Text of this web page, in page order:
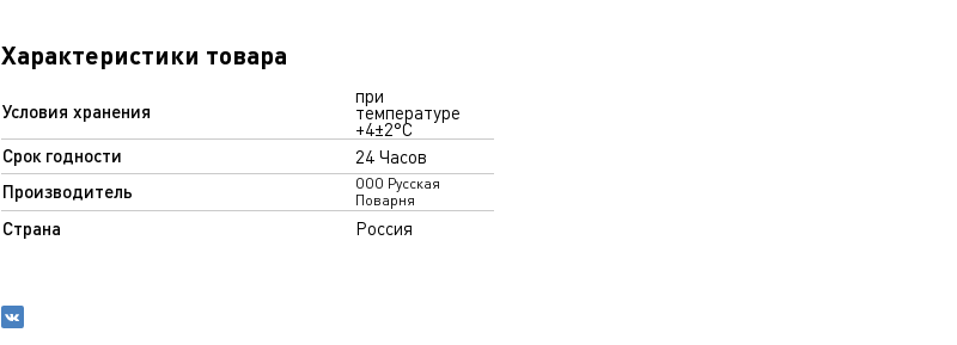
Характеристики товара
Условия хранения
при
температуре
+4±2°С
Срок годности 24 Часов
Производитель
ООО Русская
Поварня
Страна Россия